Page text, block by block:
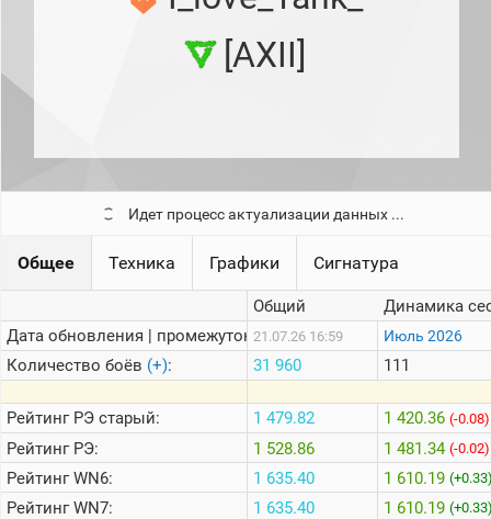
прошлый
месяц)
игроков
последние
1000
стримеров
Онлайн
Цветовая
шкала
[AXII]
Идет процесс актуализации данных ...
Общее Техника Графики Сигнатура
Дата обновления | промежуток:
Количество боёв (+):
РейтингРЭ старый:
РейтингРЭ:
РейтингWN6:
РейтингWN7:
Общий
21.07.26 16:59
31 960
1 479.82
1 528.86
1 635.40
1 635.40
Динамика
Июль 2026
111
1 420.36 (-0.08)
1 481.34 (-0.02)
1 610.19
1 610.19